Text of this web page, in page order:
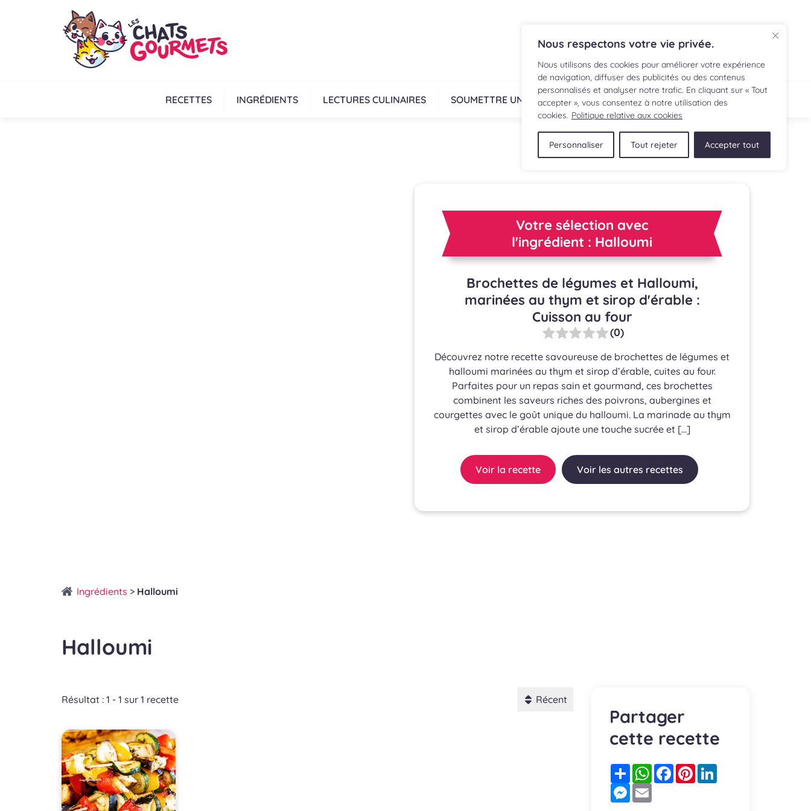
Nous respectons votre vie privée.
Nous utilisons des cookies pour améliorer votre expérience
de navigation, diffuser des publicités ou des contenus
personnalisés et analyser notre trafic. En cliquant sur « Tout
accepter », vous consentez à notre utilisation des
cookies. Politique relative aux cookies
Personnaliser Tout rejeter Accepter tout
RECETTES INGRÉDIENTS LECTURES CULINAIRES SOUMETTRE UNE RECETTE BOUTIQUE
Votre sélection avec
l'ingrédient : Halloumi
Brochettes de légumes et Halloumi,
marinées au thym et sirop d'érable :
Cuisson au four
(0)
Découvrez notre recette savoureuse de brochettes de légumes et
halloumi marinées au thym et sirop d’érable, cuites au four.
Parfaites pour un repas sain et gourmand, ces brochettes
combinent les saveurs riches des poivrons, aubergines et
courgettes avec le goût unique du halloumi. La marinade au thym
et sirop d’érable ajoute une touche sucrée et […]
Voir la recette Voir les autres recettes
Ingrédients > Halloumi
Halloumi
Résultat : 1 - 1 sur 1 recette Récent
Partager
cette recette
PartagerWhatsApp
Facebook
PinterestLinkedIn
Messenger
Email